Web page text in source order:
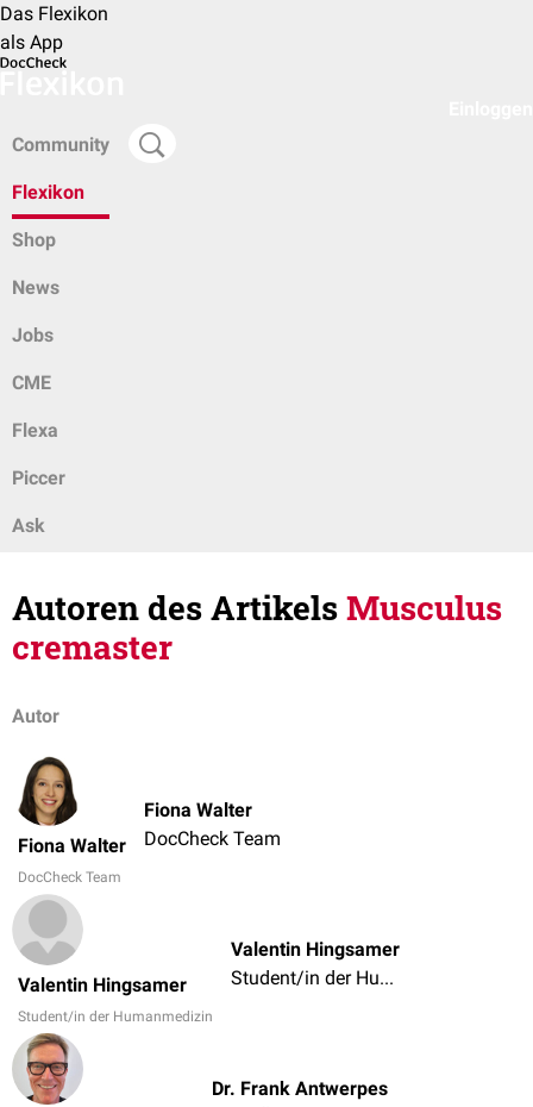
Das Flexikon
als App
Community
Flexikon
Shop
News
Jobs
CME
Flexa
Piccer
Ask
Autoren des ArtikelsMusculus
cremaster
Autor
Fiona Walter
DocCheck Team
Fiona Walter
DocCheck Team
Valentin Hingsamer
Student/in der Humanmedizin
Valentin Hingsamer
Student/in der Humanmedizin
Dr. Frank Antwerpes